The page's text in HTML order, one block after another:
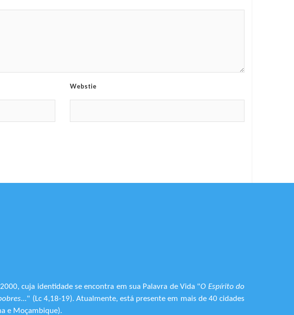
Webstie
cuja identidade se encontra em sua Palavra de Vida "O Espírito do
" (Lc 4,18-19). Atualmente, está presente em mais de 40 cidades
e Moçambique).